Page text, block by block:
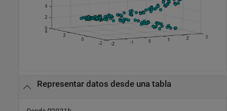
Representar datos desde una tabla